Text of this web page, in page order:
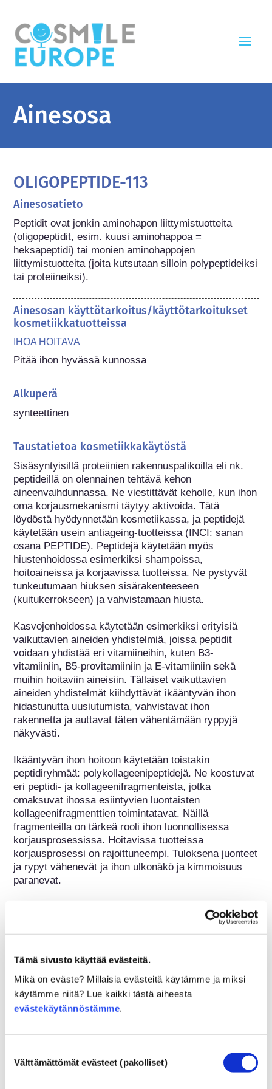
Tämä sivusto käyttää evästeitä.
Mikä on eväste? Millaisia evästeitä käytämme ja miksi
käytämme niitä? Lue kaikki tästä aiheesta
evästekäytännöstämme.
valinta
Välttämättömät evästeet (pakolliset)
Ainesosa
OLIGOPEPTIDE-113
Ainesosatieto
Peptidit ovat jonkin aminohapon liittymistuotteita
(oligopeptidit, esim. kuusi aminohappoa =
heksapeptidi) tai monien aminohappojen
liittymistuotteita (joita kutsutaan silloin polypeptideiksi
tai proteiineiksi).
Ainesosan käyttötarkoitus/käyttötarkoitukset
kosmetiikkatuotteissa
IHOA HOITAVA
Pitää ihon hyvässä kunnossa
Alkuperä
synteettinen
Taustatietoa kosmetiikkakäytöstä
Sisäsyntyisillä proteiinien rakennuspalikoilla eli nk.
peptideillä on olennainen tehtävä kehon
aineenvaihdunnassa. Ne viestittävät keholle, kun ihon
oma korjausmekanismi täytyy aktivoida. Tätä
löydöstä hyödynnetään kosmetiikassa, ja peptidejä
käytetään usein antiageing-tuotteissa (INCI: sanan
osana PEPTIDE). Peptidejä käytetään myös
hiustenhoidossa esimerkiksi shampoissa,
hoitoaineissa ja korjaavissa tuotteissa. Ne pystyvät
tunkeutumaan hiuksen sisärakenteeseen
(kuitukerrokseen) ja vahvistamaan hiusta.
Kasvojenhoidossa käytetään esimerkiksi erityisiä
vaikuttavien aineiden yhdistelmiä, joissa peptidit
voidaan yhdistää eri vitamiineihin, kuten B3-
vitamiiniin, B5-provitamiiniin ja E-vitamiiniin sekä
muihin hoitaviin aineisiin. Tällaiset vaikuttavien
aineiden yhdistelmät kiihdyttävät ikääntyvän ihon
hidastunutta uusiutumista, vahvistavat ihon
rakennetta ja auttavat täten vähentämään ryppyjä
näkyvästi.
Ikääntyvän ihon hoitoon käytetään toistakin
peptidiryhmää: polykollageenipeptidejä. Ne koostuvat
eri peptidi- ja kollageenifragmenteista, jotka
omaksuvat ihossa esiintyvien luontaisten
kollageenifragmenttien toimintatavat. Näillä
fragmenteilla on tärkeä rooli ihon luonnollisessa
korjausprosessissa. Hoitavissa tuotteissa
korjausprosessi on rajoittuneempi. Tuloksena juonteet
ja rypyt vähenevät ja ihon ulkonäkö ja kimmoisuus
paranevat.
Ainesosat ihonhoitoon
Kosmetiikan sääntely
Kosmetiikan ainesosia säännellään. Huomaathan
kuitenkin, että EU:n ulkopuolella kosmetiikan
ainesosasääntely voi poiketa EU-sääntelystä.
Kosmetiikkaan liittyviä